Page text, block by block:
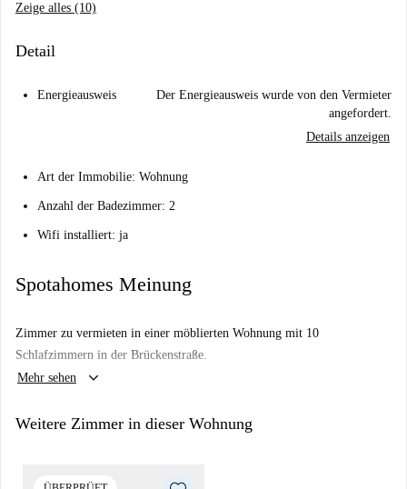
Zeige alles (10)
Detail
Energieausweis
Der Energieausweis wurde von den Vermieter
angefordert.
Details anzeigen
Art der Immobilie: Wohnung
Anzahl der Badezimmer: 2
Wifi installiert: ja
Spotahomes Meinung
Zimmer zu vermieten in einer möblierten Wohnung mit 10
Schlafzimmern in der Brückenstraße.
Mehr sehen
keyboard_arrow_down
Weitere Zimmer in dieser Wohnung